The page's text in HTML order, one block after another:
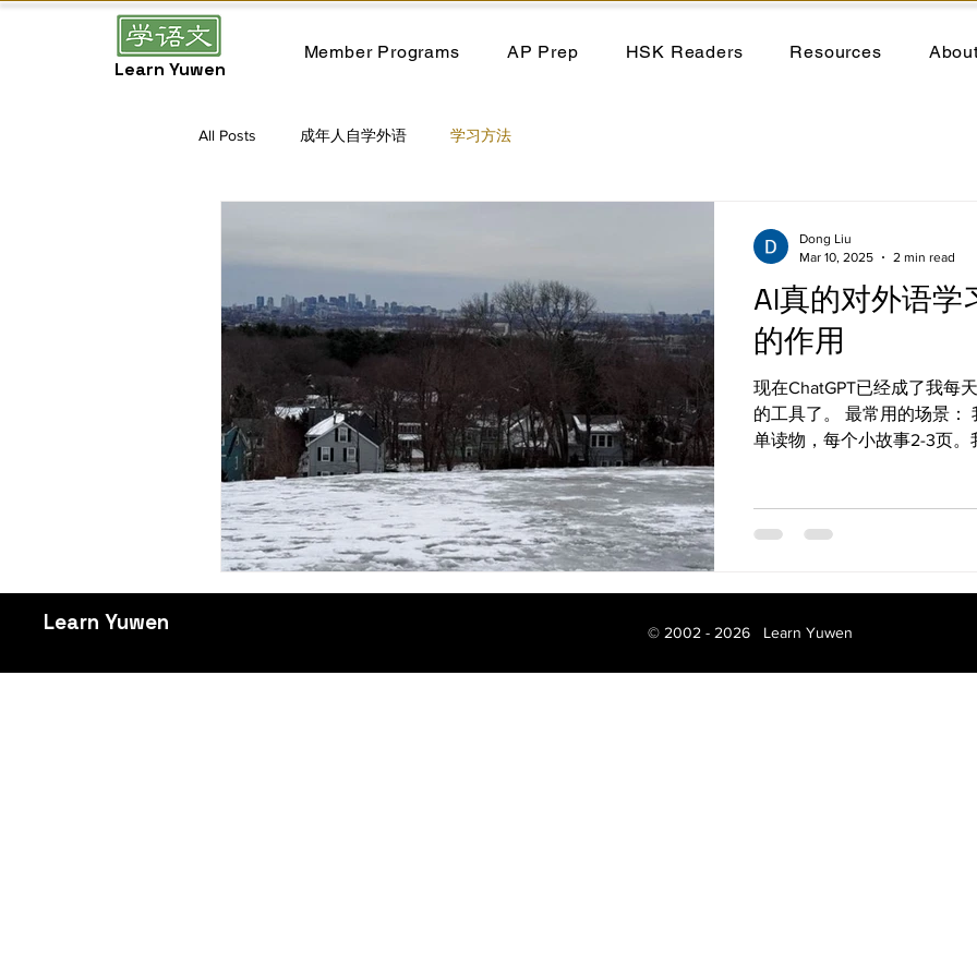
Learn Yuwen
Member Programs AP Prep HSK Readers Resources
All Posts 成年人自学外语 学习方法
AI真的对外语学
的作用
现在ChatGPT已经成了我每
的工具了。 最常用的场景：
单读物，每个小故事2-3页。
Dong Liu
Mar 10, 2025
2 min read
Learn Yuwen © 2002 - 2026 Learn Yuwen